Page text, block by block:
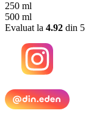
250 ml
500 ml
Evaluat la 4.92 din 5